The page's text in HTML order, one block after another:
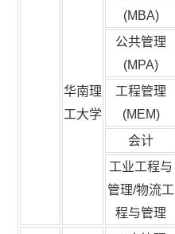
华南理
工大学
(MBA)
公共管理
(MPA)
工程管理
(MEM)
会计
工业工程与
管理/物流工
程与管理